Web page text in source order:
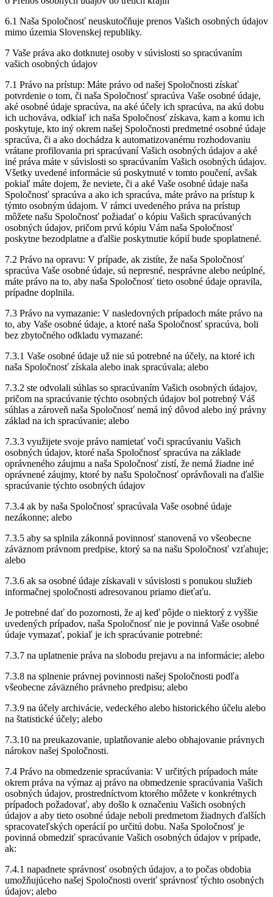
6.1 Naša Spoločnosť neuskutočňuje prenos Vašich osobných údajov
mimo územia Slovenskej republiky.
7 Vaše práva ako dotknutej osoby v súvislosti so spracúvaním
vašich osobných údajov
7.1 Právo na prístup: Máte právo od našej Spoločnosti získať
potvrdenie o tom, či naša Spoločnosť spracúva Vaše osobné údaje,
aké osobné údaje spracúva, na aké účely ich spracúva, na akú dobu
ich uchováva, odkiaľ ich naša Spoločnosť získava, kam a komu ich
poskytuje, kto iný okrem našej Spoločnosti predmetné osobné údaje
spracúva, či a ako dochádza k automatizovanému rozhodovaniu
vrátane profilovania pri spracúvaní Vašich osobných údajov a aké
iné práva máte v súvislosti so spracúvaním Vašich osobných údajov.
Všetky uvedené informácie sú poskytnuté v tomto poučení, avšak
pokiaľ máte dojem, že neviete, či a aké Vaše osobné údaje naša
Spoločnosť spracúva a ako ich spracúva, máte právo na prístup k
týmto osobným údajom. V rámci uvedeného práva na prístup
môžete našu Spoločnosť požiadať o kópiu Vašich spracúvaných
osobných údajov, pričom prvú kópiu Vám naša Spoločnosť
poskytne bezodplatne a ďalšie poskytnutie kópií bude spoplatnené.
7.2 Právo na opravu: V prípade, ak zistíte, že naša Spoločnosť
spracúva Vaše osobné údaje, sú nepresné, nesprávne alebo neúplné,
máte právo na to, aby naša Spoločnosť tieto osobné údaje opravila,
prípadne doplnila.
7.3 Právo na vymazanie: V nasledovných prípadoch máte právo na
to, aby Vaše osobné údaje, a ktoré naša Spoločnosť spracúva, boli
bez zbytočného odkladu vymazané:
7.3.1 Vaše osobné údaje už nie sú potrebné na účely, na ktoré ich
naša Spoločnosť získala alebo inak spracúvala; alebo
7.3.2 ste odvolali súhlas so spracúvaním Vašich osobných údajov,
pričom na spracúvanie týchto osobných údajov bol potrebný Váš
súhlas a zároveň naša Spoločnosť nemá iný dôvod alebo iný právny
základ na ich spracúvanie; alebo
7.3.3 využijete svoje právo namietať voči spracúvaniu Vašich
osobných údajov, ktoré naša Spoločnosť spracúva na základe
oprávneného záujmu a naša Spoločnosť zistí, že nemá žiadne iné
oprávnené záujmy, ktoré by našu Spoločnosť oprávňovali na ďalšie
spracúvanie týchto osobných údajov
7.3.4 ak by naša Spoločnosť spracúvala Vaše osobné údaje
nezákonne; alebo
7.3.5 aby sa splnila zákonná povinnosť stanovená vo všeobecne
záväznom právnom predpise, ktorý sa na našu Spoločnosť vzťahuje;
alebo
7.3.6 ak sa osobné údaje získavali v súvislosti s ponukou služieb
informačnej spoločnosti adresovanou priamo dieťaťu.
Je potrebné dať do pozornosti, že aj keď pôjde o niektorý z vyššie
uvedených prípadov, naša Spoločnosť nie je povinná Vaše osobné
údaje vymazať, pokiaľ je ich spracúvanie potrebné:
7.3.7 na uplatnenie práva na slobodu prejavu a na informácie; alebo
7.3.8 na splnenie právnej povinnosti našej Spoločnosti podľa
všeobecne záväzného právneho predpisu; alebo
7.3.9 na účely archivácie, vedeckého alebo historického účelu alebo
na štatistické účely; alebo
7.3.10 na preukazovanie, uplatňovanie alebo obhajovanie právnych
nárokov našej Spoločnosti.
7.4 Právo na obmedzenie spracúvania: V určitých prípadoch máte
okrem práva na výmaz aj právo na obmedzenie spracúvania Vašich
osobných údajov, prostredníctvom ktorého môžete v konkrétnych
prípadoch požadovať, aby došlo k označeniu Vašich osobných
údajov a aby tieto osobné údaje neboli predmetom žiadnych ďalších
spracovateľských operácií po určitú dobu. Naša Spoločnosť je
povinná obmedziť spracúvanie Vašich osobných údajov v prípade,
ak:
7.4.1 napadnete správnosť osobných údajov, a to počas obdobia
umožňujúceho našej Spoločnosti overiť správnosť týchto osobných
údajov; alebo